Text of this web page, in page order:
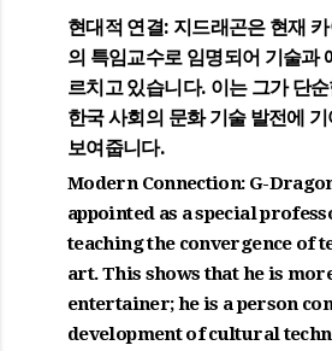
현대적 연결: 지드래곤은 현재
의 특임교수로 임명되어 기술과
르치고 있습니다. 이는 그가 단
한국 사회의 문화 기술 발전에
보여줍니다.
Modern Connection: G-
appointed as aspecial
teaching the convergence of
art. This shows that he is
entertainer; he is a person
development of cultural